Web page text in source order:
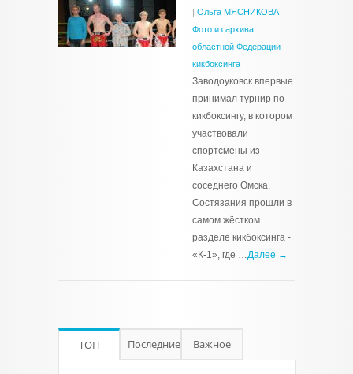
| Ольга МЯСНИКОВА
Фото из архива
областной Федерации
кикбоксинга
Заводоуковск впервые
принимал турнир по
кикбоксингу, в котором
участвовали
спортсмены из
Казахстана и
соседнего Омска.
Состязания прошли в
самом жёстком
разделе кикбоксинга -
«К-1», где …Далее →
ТОП Последние Важное